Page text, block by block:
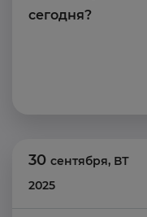
сегодня?
30 сентября, ВТ
2025